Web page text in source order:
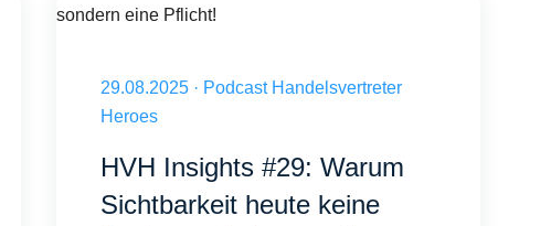
Veröffentlicht am 29.08.2025
29.08.2025 · Podcast Handelsvertreter
Heroes
HVH Insights #29: Warum
Sichtbarkeit heute keine